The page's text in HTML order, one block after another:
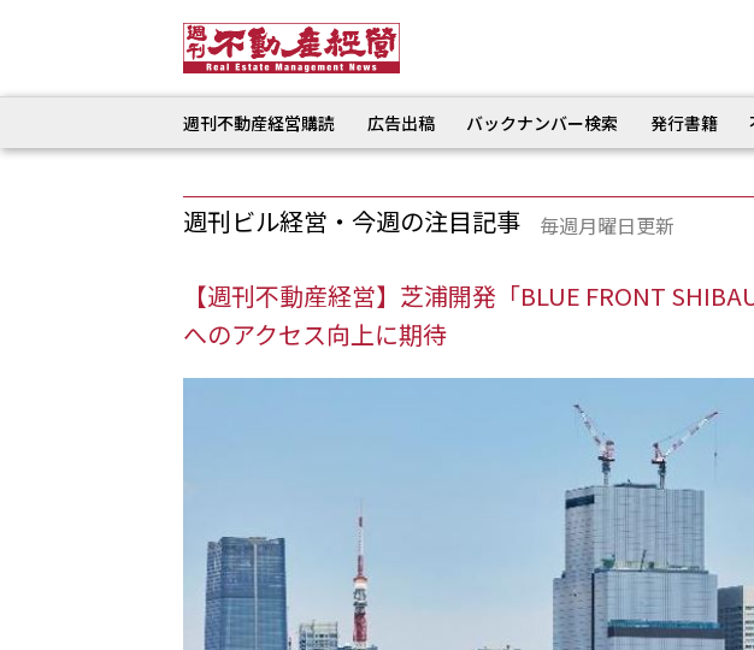
週刊不動産経営購読 広告出稿 バックナンバー検索 発行書籍
週刊ビル経営・今週の注目記事 毎週月曜日更新
【週刊不動産経営】芝浦開発「BLUE FRONT
へのアクセス向上に期待